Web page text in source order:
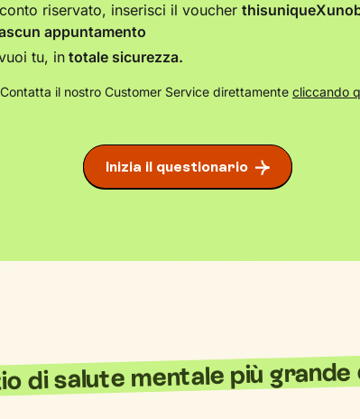
riservato, inserisci il voucher
appuntamento
tu, intotale sicurezza.
il nostro Customer Service direttamente cliccando
Inizia il questionario
di salute mentale più